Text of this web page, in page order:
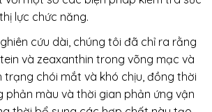
lực chức năng.
cứu dài, chúng tôi đã chỉ ra rằng
và zeaxanthin trong võng mạc và
trạng chói mắt và khó chịu, đồng thời
phản màu và thời gian phản ứng vận